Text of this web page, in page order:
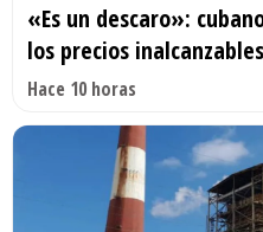
«Es un descaro»:
los precios
Hace 10 horas